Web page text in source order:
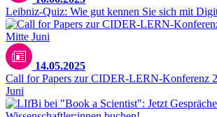
Leibniz-Quiz: Wie gut kennen Sie sich mit
14.05.2025
Call for Papers zur CIDER-LERN-Konferenz
Juni